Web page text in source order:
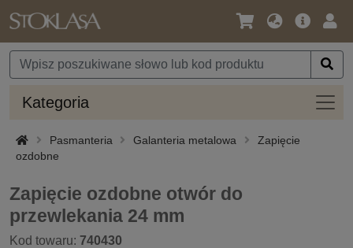
Język
Waluta
Oferta
Kategoria
Pasmanteria Galanteria metalowa
Zapięcie
ozdobne
Zapięcie ozdobne otwór do
przewlekania 24 mm
Kod towaru: 740430